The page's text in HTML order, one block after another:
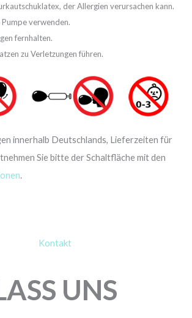
der Allergien verursachen kann.
verwenden.
fernhalten.
zu Verletzungen führen.
innerhalb Deutschlands, Lieferzeiten für
Sie bitte der Schaltfläche mit den
.
Kontakt
UNS